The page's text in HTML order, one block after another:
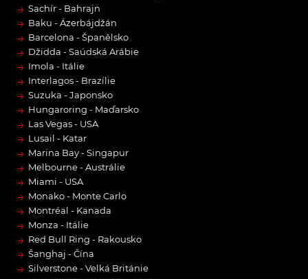
→ Sachír - Bahrajn
→ Baku - Ázerbájdžán
→ Barcelona - Španělsko
→ Džidda - Saúdská Arábie
→ Imola - Itálie
→ Interlagos - Brazílie
→ Suzuka - Japonsko
→ Hungaroring - Maďarsko
→ Las Vegas - USA
→ Lusail - Katar
→ Marina Bay - Singapur
→ Melbourne - Austrálie
→ Miami - USA
→ Monako - Monte Carlo
→ Montréal - Kanada
→ Monza - Itálie
→ Red Bull Ring - Rakousko
→ Šanghaj - Čína
→ Silverstone - Velká Británie